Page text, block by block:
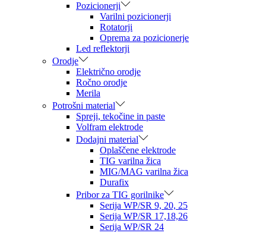
Pozicionerji
Varilni pozicionerji
Rotatorji
Oprema za pozicionerje
Led reflektorji
Orodje
Električno orodje
Ročno orodje
Merila
Potrošni material
Spreji, tekočine in paste
Volfram elektrode
Dodajni material
Oplaščene elektrode
TIG varilna žica
MIG/MAG varilna žica
Durafix
Pribor za TIG gorilnike
Serija WP/SR 9, 20, 25
Serija WP/SR 17,18,26
Serija WP/SR 24